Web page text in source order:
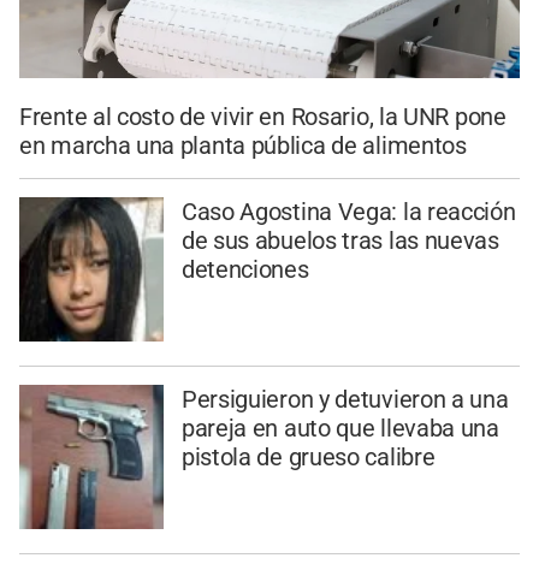
Frente al costo de vivir en Rosario, la UNR pone
en marcha una planta pública de alimentos
Caso Agostina Vega: la reacción
de sus abuelos tras las nuevas
detenciones
Persiguieron y detuvieron a una
pareja en auto que llevaba una
pistola de grueso calibre